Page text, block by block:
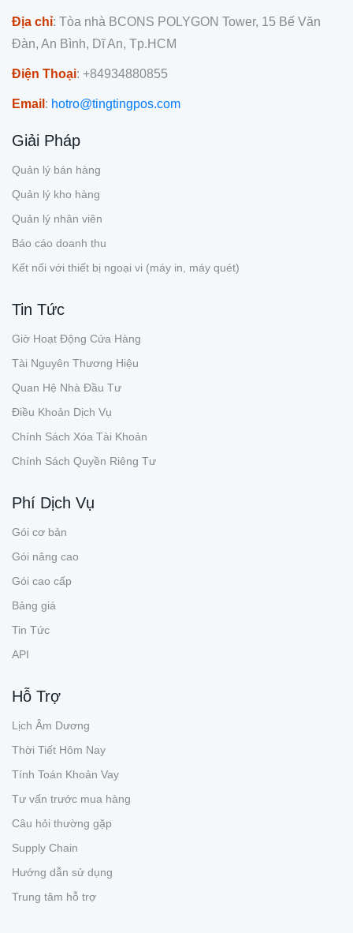
Địa chỉ: Tòa nhà BCONS POLYGON Tower, 15 Bế Văn
Đàn, An Bình, Dĩ An, Tp.HCM
Điện Thoại: +84934880855
Email : hotro@tingtingpos.com
Giải Pháp
Quản lý bán hàng
Quản lý kho hàng
Quản lý nhân viên
Báo cáo doanh thu
Kết nối với thiết bị ngoại vi (máy in, máy quét)
Tin Tức
Giờ Hoạt Động Cửa Hàng
Tài Nguyên Thương Hiệu
Quan Hệ Nhà Đầu Tư
Điều Khoản Dịch Vụ
Chính Sách Xóa Tài Khoản
Chính Sách Quyền Riêng Tư
Phí Dịch Vụ
Gói cơ bản
Gói nâng cao
Gói cao cấp
Bảng giá
Tin Tức
API
Hỗ Trợ
Lịch Âm Dương
Thời Tiết Hôm Nay
Tính Toán Khoản Vay
Tư vấn trước mua hàng
Câu hỏi thường gặp
Supply Chain
Hướng dẫn sử dụng
Trung tâm hỗ trợ